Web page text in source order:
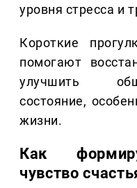
уровня стресса и
Короткие
помогают
улучшить
состояние,
жизни.
Как
чувство